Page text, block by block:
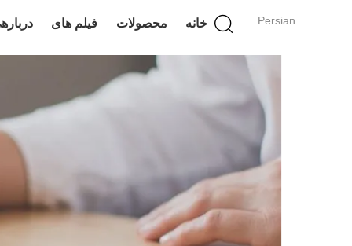
Persian خانه محصولات فیلم های